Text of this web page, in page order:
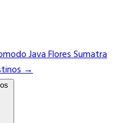
JavaFloresSumatra
→